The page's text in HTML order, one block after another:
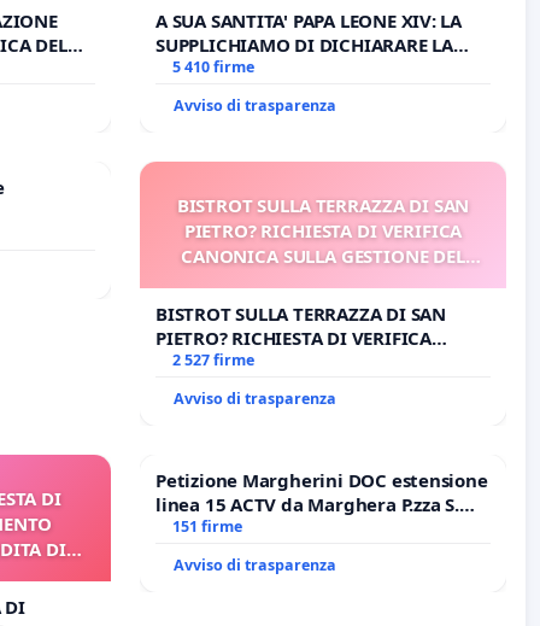
DEL
PROCESSO
A SUA SANTITA' PAPA LEONE XIV: LA
SUPPLICHIAMO DI DICHIARARE LA
SEDE IMPEDITA DI BENEDETTO XVI E/O
DI FAR APRIRE IL RELATIVO PROCESSO
5 410 firme
Avviso di trasparenza
BISTROT SULLA TERRAZZA DI SAN
PIETRO? RICHIESTA DI VERIFICA
CANONICA SULLA GESTIONE DEL
BISTROT SULLA TERRAZZA DI SAN
PIETRO? RICHIESTA DI VERIFICA
CANONICA SULLA GESTIONE DEL
CARD. GAMBETTI
2 527 firme
Avviso di trasparenza
DI
DI
DI
Petizione Margherini DOC estensione
linea 15 ACTV da Marghera P.zza S.
Antonio all'aeroporto Marco Polo
tariffa a € 1,50
151 firme
Avviso di trasparenza